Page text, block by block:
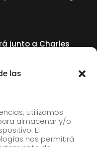
las
utilizamos
almacenar y/o
El
nos permitirá
junto a Charles
our news by